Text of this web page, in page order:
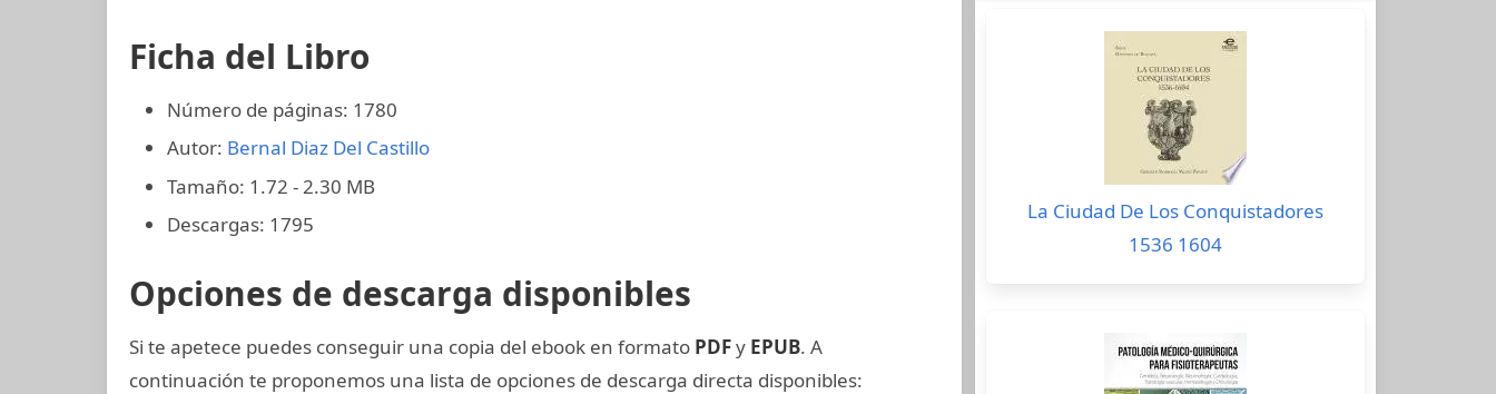
Ficha del Libro
Número de páginas: 1780
Autor: Bernal Diaz Del Castillo
Tamaño: 1.72 - 2.30 MB
Descargas: 1795
Opciones de descarga disponibles
Si te apetece puedes conseguir una copia del ebook en formato PDFy EPUB. A
continuación te proponemos una lista de opciones de descarga directa disponibles:
La Ciudad De Los Conquistadores
1536 1604